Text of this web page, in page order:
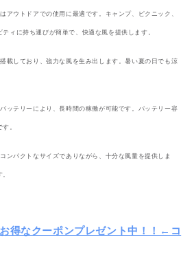
アウトドアでの使用に最適です。キャンプ、ピクニック、
ィに持ち運びが簡単で、快適な風を提供します。
載しており、強力な風を生み出します。暑い夏の日でも涼
ッテリーにより、長時間の稼働が可能です。バッテリー容
。
ンパクトなサイズでありながら、十分な風量を提供しま
得なクーポンプレゼント中！！←コ